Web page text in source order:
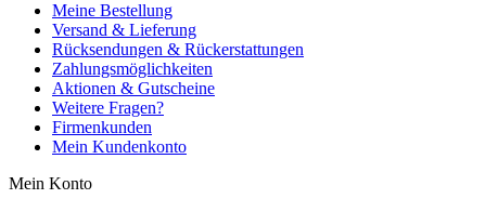
Meine Bestellung
Versand & Lieferung
Rücksendungen & Rückerstattungen
Zahlungsmöglichkeiten
Aktionen & Gutscheine
Weitere Fragen?
Firmenkunden
Mein Kundenkonto
Mein Konto